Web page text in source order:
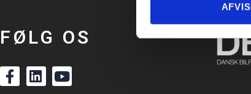
AFVIS
FØLG OS